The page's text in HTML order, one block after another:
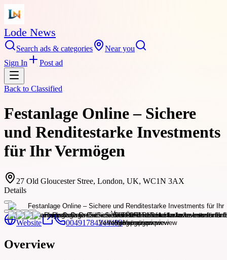
Lode News
Search ads & categories
Near you
Sign In
Post ad
Back to Classified
Festanlage Online – Sichere
und Renditestarke Investments
für Ihr Vermögen
27 Old Gloucester Stree, London, UK, WC1N 3AX
Details
Website 00491784244493
Overview